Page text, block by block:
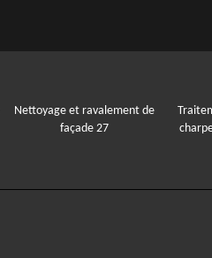
Nettoyage et ravalement de
façade 27